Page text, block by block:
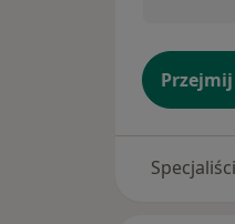
Specjaliści